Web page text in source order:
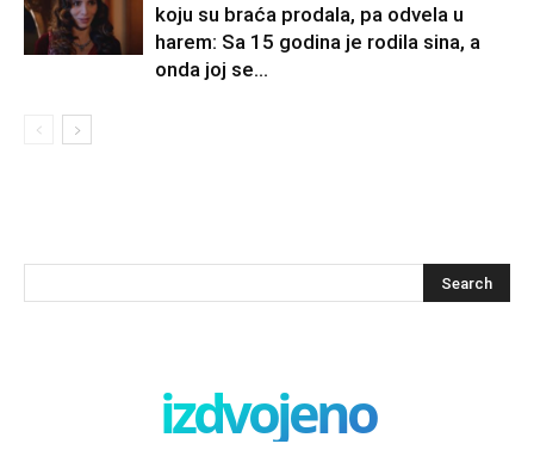
koju su braća prodala, pa odvela u
harem: Sa 15 godina je rodila sina, a
onda joj se...
izdvojeno